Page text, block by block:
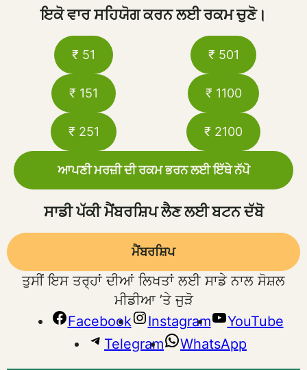
ਇਕੋ ਵਾਰ ਸਹਿਯੋਗ ਕਰਨ ਲਈ ਰਕਮ ਚੁਣੋ।
₹ 51
₹ 151
₹ 251
₹ 501
₹ 1100
₹ 2100
ਆਪਣੀ ਮਰਜ਼ੀ ਦੀ ਰਕਮ ਭਰਨ ਲਈ ਇੱਥੇ ਨੱਪੋ
ਸਾਡੀ ਪੱਕੀ ਮੈਂਬਰਸ਼ਿਪ ਲੈਣ ਲਈ ਬਟਨ ਦੱਬੋ
ਮੈਂਬਰਸ਼ਿਪ
ਤੁਸੀਂ ਇਸ ਤਰ੍ਹਾਂ ਦੀਆਂ ਲਿਖਤਾਂ ਲਈ ਸਾਡੇ ਨਾਲ ਸੋਸ਼ਲ
ਮੀਡੀਆ ’ਤੇ ਜੁੜੋ
Facebook
Instagram
YouTube
Telegram
WhatsApp